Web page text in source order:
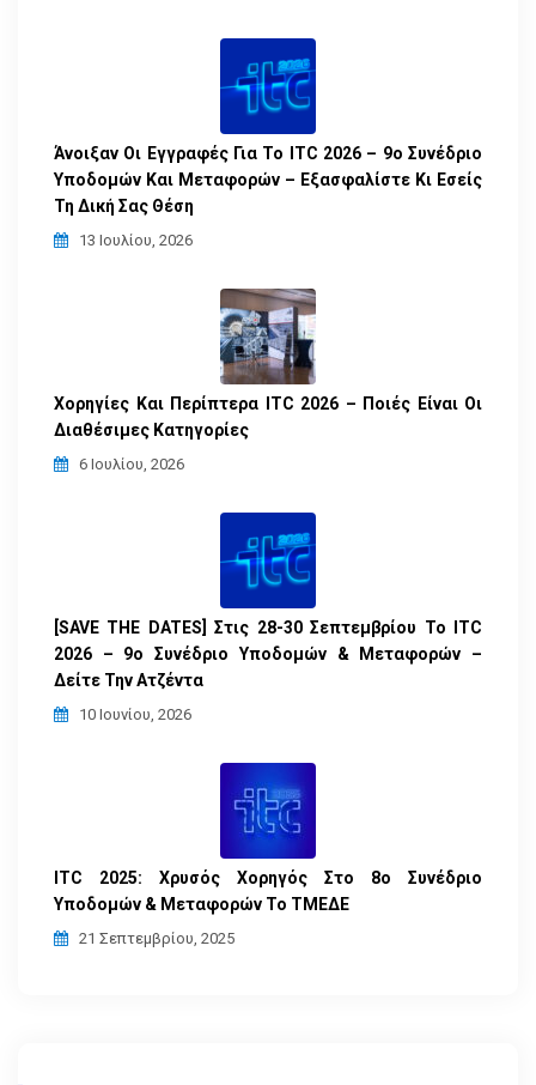
Άνοιξαν Οι Εγγραφές Για Το ITC 2026 – 9ο Συνέδριο
Υποδομών Και Μεταφορών – Εξασφαλίστε Κι Εσείς
Τη Δική Σας Θέση
13 Ιουλίου, 2026
Χορηγίες Και Περίπτερα ITC 2026 – Ποιές Είναι Οι
Διαθέσιμες Κατηγορίες
6 Ιουλίου, 2026
[SAVE THE DATES] Στις 28-30 Σεπτεμβρίου Το ITC
2026 – 9ο Συνέδριο Υποδομών & Μεταφορών –
Δείτε Την Ατζέντα
10 Ιουνίου, 2026
ITC 2025: Χρυσός Χορηγός Στο 8ο Συνέδριο
Υποδομών & Μεταφορών Το ΤΜΕΔΕ
21 Σεπτεμβρίου, 2025